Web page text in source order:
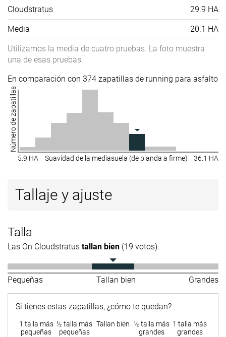
Cloudstratus 29.9 HA
Media 20.1 HA
Utilizamos la media de cuatro pruebas. La foto muestra
una de esas pruebas.
En comparación con 374 zapatillas de running para asfalto
Número de zapatillas
5.9 HA Suavidad de la mediasuela (de blanda a firme) 36.1 HA
Tallaje y ajuste
Talla
Las On Cloudstratus tallan bien (19 votos).
Pequeñas Tallan bien Grandes
Si tienes estas zapatillas, ¿cómo te quedan?
1 talla más
pequeñas
½ talla más
pequeñas
Tallan bien ½ talla más
grandes
1 talla más
grandes